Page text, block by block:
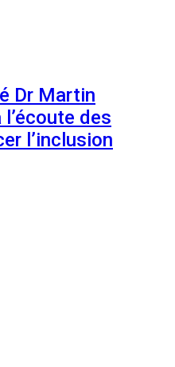
Dr Martin
des
l’inclusion